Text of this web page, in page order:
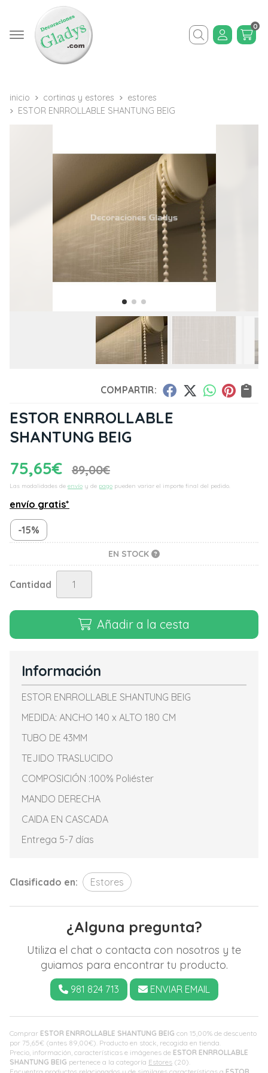
Buscar
0
inicio cortinas y estores
estores
ESTOR ENRROLLABLE SHANTUNG BEIG
COMPARTIR:
ESTOR ENRROLLABLE
SHANTUNG BEIG
75,65€ 89,00€
Las modalidades de envío y de pago pueden variar el importe final del pedido.
envío gratis*
-15%
EN STOCK
Cantidad
Añadir a la cesta
Comprar ESTOR ENRROLLABLE SHANTUNG BEIG con 15,00% de descuento
por 75,65€ (antes 89,00€). Producto en stock, recogida en tienda.
Precio, información, características e imágenes de ESTOR ENRROLLABLE
SHANTUNG BEIG pertenece a la categoría Estores (20).
Información
ESTOR ENRROLLABLE SHANTUNG BEIG
MEDIDA: ANCHO 140 x ALTO 180 CM
TUBO DE 43MM
TEJIDO TRASLUCIDO
COMPOSICIÓN :100% Poliéster
MANDO DERECHA
CAIDA EN CASCADA
Entrega 5-7 días
Clasificado en: Estores
¿Alguna pregunta?
Utiliza el chat o contacta con nosotros y te
guiamos para encontrar tu producto.
981 824 713 ENVIAR EMAIL